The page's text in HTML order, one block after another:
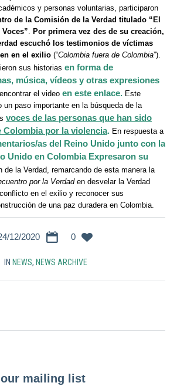
y personas voluntarias, participaron
de la Comisión de la Verdad titulado “El
. Por primera vez des de su creación,
escuchó los testimonios de víctimas
en el exilio (“Colombia fuera de Colombia”).
sus historias en forma de
música, vídeos y otras expresiones
el video en este enlace. Este
un paso importante en la búsqueda de la
voces de las personas que han sido
Colombia por la violencia. En respuesta a
as del Reino Unido junto con la
Unido en Colombia Expresaron su
de la Verdad, remarcando de esta manera la
por la Verdaden desvelar la Verdad
en el exilio y reconocer sus
de una paz duradera en Colombia.
12/2020 0
IN NEWS, NEWS ARCHIVE
mailing list